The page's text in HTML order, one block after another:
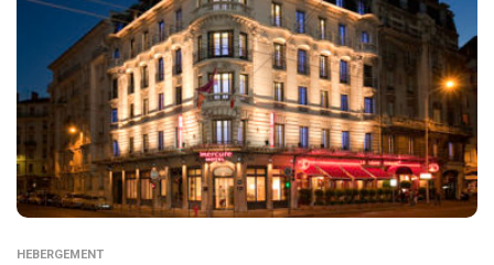
HEBERGEMENT